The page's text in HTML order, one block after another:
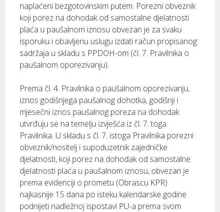
naplaćeni bezgotovinskim putem. Porezni obveznik
koji porez na dohodak od samostalne djelatnosti
plaća u paušalnom iznosu obvezan je za svaku
isporuku i obavljenu uslugu izdati račun propisanog
sadržaja u skladu s PPDOH-om (čl. 7. Pravilnika o
paušalnom oporezivanju).
Prema čl. 4. Pravilnika o paušalnom oporezivanju,
iznos godišnjega paušalnog dohotka, godišnji i
mjesečni iznos paušalnog poreza na dohodak
utvrđuju se na temelju izvješća iz čl. 7. toga
Pravilnika. U skladu s čl. 7. istoga Pravilnika porezni
obveznik/nositelj i supoduzetnik zajedničke
djelatnosti, koji porez na dohodak od samostalne
djelatnosti plaća u paušalnom iznosu, obvezan je
prema evidenciji o prometu (Obrascu KPR)
najkasnije 15 dana po isteku kalendarske godine
podnijeti nadležnoj ispostavi PU-a prema svom